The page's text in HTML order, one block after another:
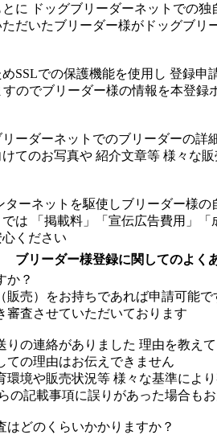
ドッグブリーダーネットでの独
いたブリーダー様がドッグブリ
での保護機能を使用し 登録申
でブリーダー様の情報を本登録
ダーネットでのブリーダーの詳
のお写真や 紹介文章等 様々な販
ネットを駆使しブリーダー様の
「掲載料」「宣伝広告費用」「
ください
ブリーダー様登録に関してのよく
？
売）をお持ちであれば申請可能で
査させていただいております
の連絡がありました 理由を教えて
の理由はお伝えできません
境や販売状況等 様々な基準により
記載事項に誤りがあった場合もお
どのくらいかかりますか？